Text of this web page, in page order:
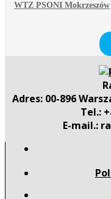
WTZ PSONI Mokrzeszów
Adres: 00-896
Tel.:
E-mail.: